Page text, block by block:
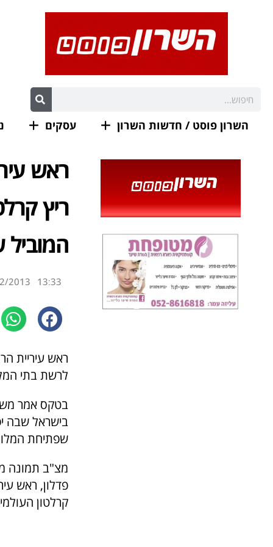
השרון פוסט / חדשות השרון עסקים
ראש
ריץ
13:33
2013
ראש עיריית
לרשת בתי
בטקס אמר
בישראל שבה
שפתיחת
מצ"ב תמונה
פדלון, ראש
קרלטון